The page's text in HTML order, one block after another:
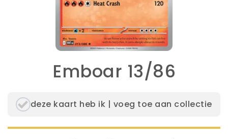
Emboar 13/86
deze kaart heb ik | voeg toe aan collectie